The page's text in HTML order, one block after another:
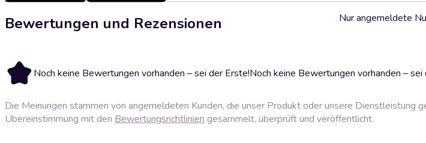
Bewertungen und Rezensionen
Noch keine Bewertungen vorhanden – sei der Erste!Noch keine Bewertungen vorhanden – sei
Nur angemeldete
Die Meinungen stammen von angemeldeten Kunden, die unser Produkt oder unsere Dienstleistung
Übereinstimmung mit den Bewertungsrichtlinien gesammelt, überprüft und veröffentlicht.